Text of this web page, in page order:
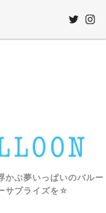
かぶ夢いっぱいのバルー
サプライズを☆